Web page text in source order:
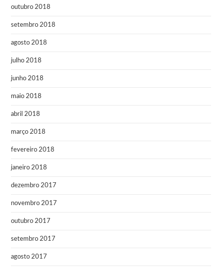
outubro 2018
setembro 2018
agosto 2018
julho 2018
junho 2018
maio 2018
abril 2018
março 2018
fevereiro 2018
janeiro 2018
dezembro 2017
novembro 2017
outubro 2017
setembro 2017
agosto 2017